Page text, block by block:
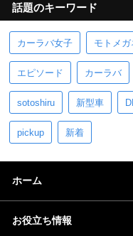
話題のキーワード
カーラバ女子 モトメ
エピソード カーラバ
sotoshiru 新型車
pickup 新着
ホーム
お役立ち情報